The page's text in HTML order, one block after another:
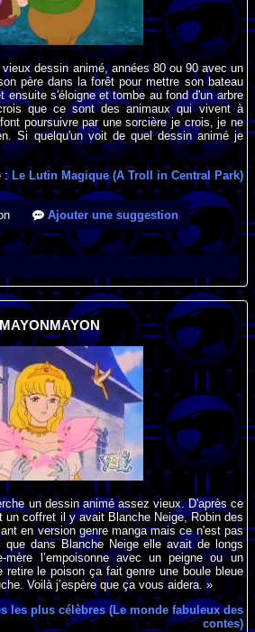
dessin animé, années 80 ou 90 avec un
père dans la forêt pour mettre son bateau
ensuite s'éloigne et tombe au fond d'un arbre
que ce sont des animaux qui vivent à
poursuivre par une sorcière je crois, je ne
Si quelqu'un voit de quel dessin animé je
: Le Lutin Magique (A Troll in Central Park)
Ajouter une suggestion
un dessin animé assez vieux. D'après ce
un coffret il y avait Blanche Neige, Robin des
en version genre manga mais ce n'est pas
dans Blanche Neige elle avait de longs
l’empoisonne avec un peigne ou un
le poison ça fait genre une boule bleue
Voilà j’espère que ça vous aidera. »
les plus célèbres (Le monde fabuleux des
contes)